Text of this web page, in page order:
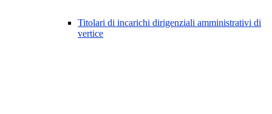
Titolari di incarichi dirigenziali amministrativi di
vertice